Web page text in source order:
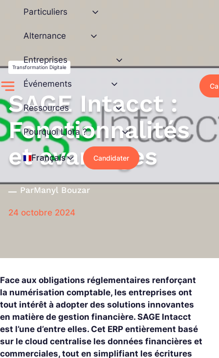
contenu
Particuliers
Alternance
Entreprises
Événements
Ressources
Pourquoi Liora ?
Français Candidater
Transformation Digitale
SAGE Intacct :
Fonctionnalités
et avantages
ParManyl Bouzar
24 octobre 2024
Face aux obligations réglementaires renforçant
la numérisation comptable, les entreprises ont
tout intérêt à adopter des solutions innovantes
en matière de gestion financière. SAGE Intacct
est l’une d’entre elles. Cet ERP entièrement basé
sur le cloud centralise les données financières et
commerciales, tout en simplifiant les écritures